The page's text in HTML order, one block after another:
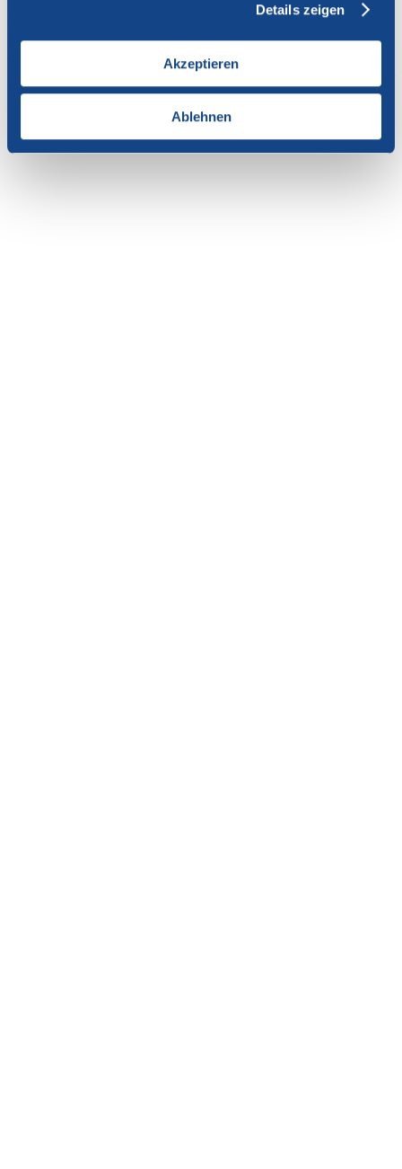
Details zeigen
Akzeptieren
Ablehnen
En tant que membre de SWISSCOFEL, vous pouvez vous
connecter avec votre nom d'utilisateur et le mot de passe pour
accéder au contenu de cette page.
Si vous n'avez pas encore d'accès, vous pouvez demander par e-mail
votre login personnel ausecrétariat.